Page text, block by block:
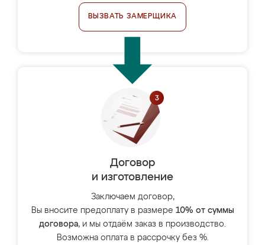
ВЫЗВАТЬ ЗАМЕРЩИКА
Договор
и изготовление
Заключаем договор,
Вы вносите предоплату в размере 10% от суммы
договора, и мы отдаём заказ в производство.
Возможна оплата в рассрочку без %.